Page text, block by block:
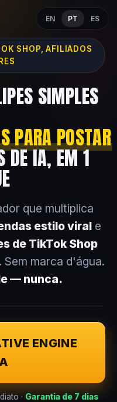
EN PT ES
SHOP, AFILIADOS
SIMPLES
PARA POSTAR
DE IA, EM 1
que multiplica
estilo virale
de TikTok Shop
Sem marca d'água.
— nunca.
ENGINE
· Garantia de 7 dias